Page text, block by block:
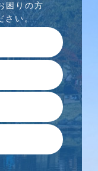
困りの⽅
さい。